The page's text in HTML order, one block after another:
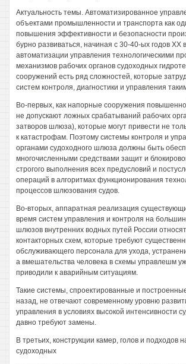
Актуальность темы. Автоматизированное
объектами промышленности и транспорта как
повышения эффективности и безопасности
бурно развиваться, начиная с 30-40-ых годов XX
автоматизации управления технологическими
механизмов рабочих органов судоходных
сооружений есть ряд сложностей, которые
систем контроля, диагностики и управления
Во-первых, как напорные сооружения
не допускают ложных срабатываний рабочих
затворов шлюза), которые могут привести не
к катастрофам. Поэтому системы контроля и
органами судоходного шлюза должны быть
многочисленными средствами защит и
строгого выполнения всех предусловий и
операций в алгоритмах функционирования
процессов шлюзования судов.
Во-вторых, аппаратная реализация
время систем управления и контроля на
шлюзов внутренних водных путей России
контакторных схем, которые требуют
обслуживающего персонала для ухода,
а вмешательства человека в схемы управлешм
приводили к аварийным ситуациям.
Такие системы, спроектированные и
назад, не отвечают современному уровню
управления в условиях высокой интенсивности
давно требуют замены.
В третьих, конструкции камер, голов и подходов
судоходных